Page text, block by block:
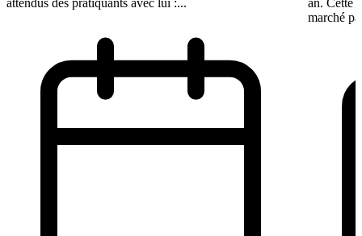
attendus des pratiquants avec lui :...
an. Cette
marché